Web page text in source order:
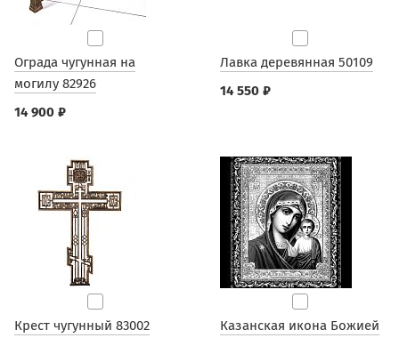
Ограда чугунная на
могилу 82926
14 900 ₽
Лавка деревянная 50109
14 550 ₽
Крест чугунный 83002
Казанская икона Божией